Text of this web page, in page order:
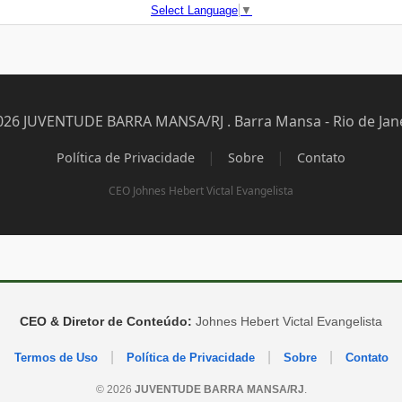
Select Language ▼
JUVENTUDE BARRA MANSA/RJ . Barra Mansa - Rio de
Política de Privacidade | Sobre | Contato
CEO Johnes Hebert Victal Evangelista
CEO & Diretor de Conteúdo: Johnes Hebert Victal Evangelista
Termos de Uso Política de Privacidade Sobre Contato
© 2026 JUVENTUDE BARRA MANSA/RJ.